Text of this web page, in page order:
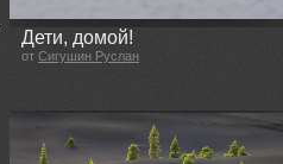
Дети, домой!
от Сигушин Руслан